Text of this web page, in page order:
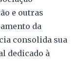
e outras
da
consolida sua
dedicado à